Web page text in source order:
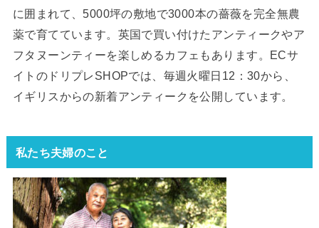
に囲まれて、5000坪の敷地で3000本の薔薇を完全無農
薬で育てています。英国で買い付けたアンティークやア
フタヌーンティーを楽しめるカフェもあります。ECサ
イトのドリプレSHOPでは、毎週火曜日12：30から、
イギリスからの新着アンティークを公開しています。
私たち夫婦のこと